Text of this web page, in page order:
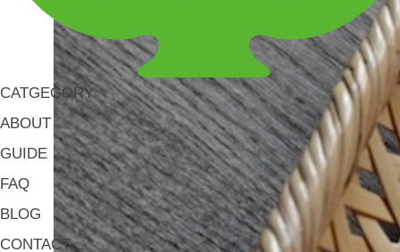
CATGEGORY
ABOUT
GUIDE
FAQ
BLOG
CONTACT